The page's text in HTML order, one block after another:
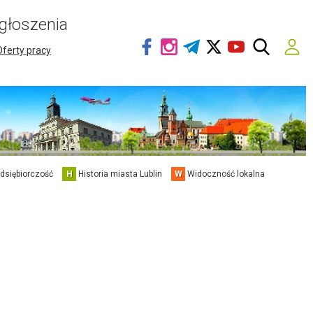
pracy
H Historia miasta Lublin W Widoczność lokalna